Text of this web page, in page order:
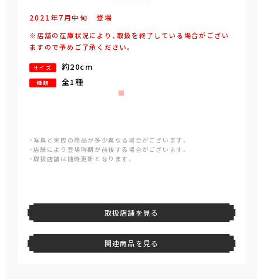
2021年7月中旬 登場
※店舗の在庫状況により、取扱を終了している場合がござい
ますので予めご了承ください。
サイズ 約20cm
種類 全1種
・写真と実際の商品が多少異なる場合がございます。
・店舗により登場時期が前後する場合がございます。
・取扱店舗は随時更新となります。
取扱店舗を見る
関連商品を見る